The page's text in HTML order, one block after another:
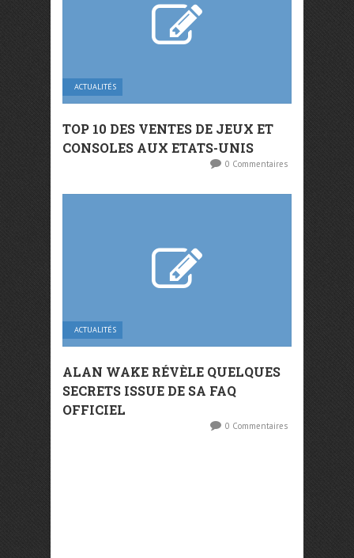
ACTUALITÉS
TOP 10 DES VENTES DE JEUX ET
CONSOLES AUX ETATS-UNIS
0 Commentaires
ACTUALITÉS
ALAN WAKE RÉVÈLE QUELQUES
SECRETS ISSUE DE SA FAQ
OFFICIEL
0 Commentaires